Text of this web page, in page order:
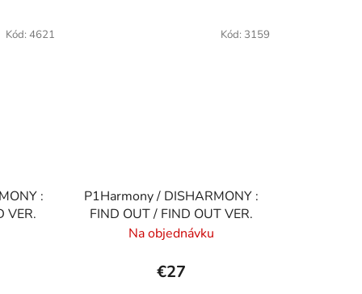
:
VER.
Kód: 4621
P1Harmony / DISHARMONY :
FIND OUT / FIND OUT VER.
Na objednávku
€27
Kód: 3159